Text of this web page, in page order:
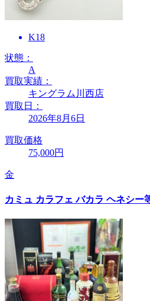
K18
状態：
A
買取実績：
キングラム川西店
買取日：
2026年8月6日
買取価格
75,000円
金
カミュ カラフェ バカラ ヘネシー